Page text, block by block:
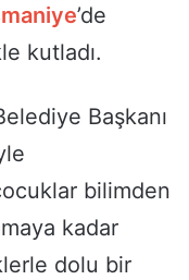
’de
kutladı.
Başkanı
bilimden
kadar
dolu bir